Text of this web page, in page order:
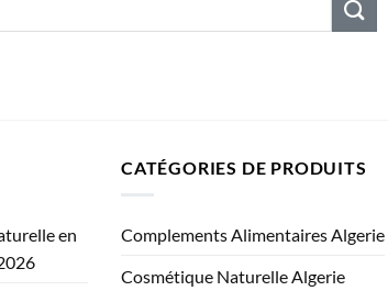
en
CATÉGORIES DE PRODUITS
Complements Alimentaires Algerie
Cosmétique Naturelle Algerie